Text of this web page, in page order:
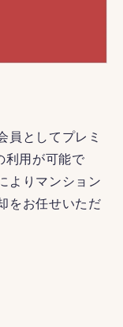
員としてプレミ
利用が可能で
よりマンション
をお任せいただ